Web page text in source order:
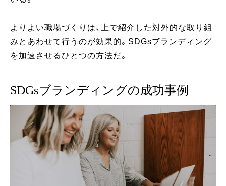
よりよい職場づくりは、上で紹介した対外的な取り組
みとあわせて行うのが効果的。SDGsブランディング
を加速させるひとつの方法だ。
SDGsブランディングの成功事例